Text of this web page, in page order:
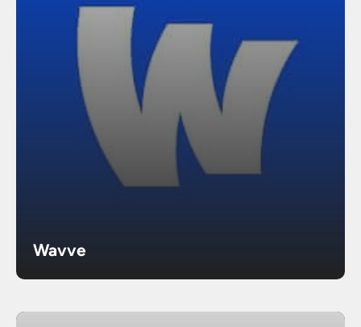
Wavve